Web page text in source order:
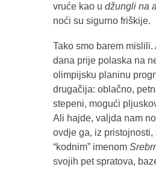
vruće kao u džungli na
noći su sigurno friškije.
Tako smo barem mislili.
dana prije polaska na
olimpijsku planinu
drugačija: oblačno,
stepeni, mogući
Ali hajde, valjda nam
ovdje ga, iz pristojnosti,
“kodnim” imenom
svojih pet spratova,